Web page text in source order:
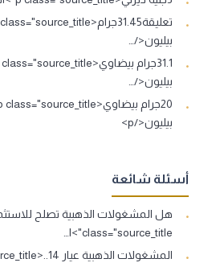
بيليون</…
بيليون</…
بيليون</p>
أسئلة شائعة
class="source_title">ا…